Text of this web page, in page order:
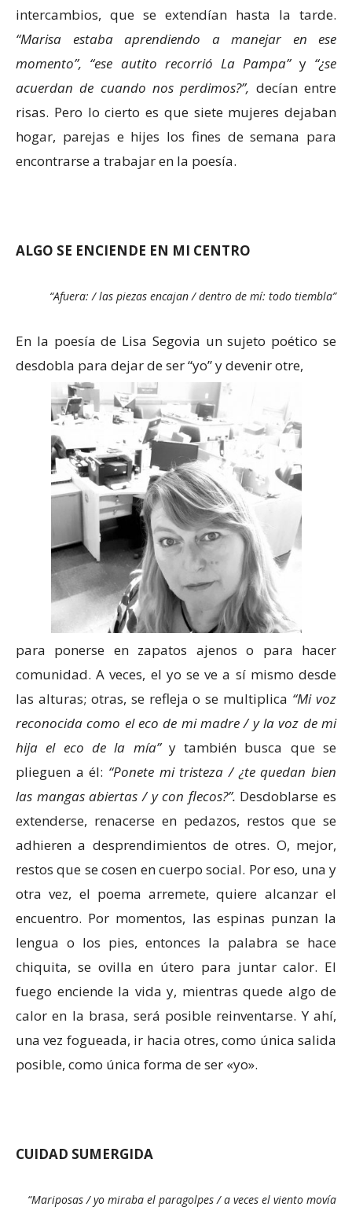
intercambios, que se extendían hasta la tarde.
“Marisa estaba aprendiendo a manejar en ese
momento”, “ese autito recorrió La Pampa” y “¿se
acuerdan de cuando nos perdimos?”, decían entre
risas. Pero lo cierto es que siete mujeres dejaban
hogar, parejas e hijes los fines de semana para
encontrarse a trabajar en la poesía.
ALGO SE ENCIENDE EN MI CENTRO
“Afuera: / las piezas encajan / dentro de mí: todo tiembla”
En la poesía de Lisa Segovia un sujeto poético se
desdobla para dejar de ser “yo” y devenir otre,
para ponerse en zapatos ajenos o para hacer
comunidad. A veces, el yo se ve a sí mismo desde
las alturas; otras, se refleja o se multiplica “Mi voz
reconocida como el eco de mi madre / y la voz de mi
hija el eco de la mía” y también busca que se
plieguen a él: “Ponete mi tristeza / ¿te quedan bien
las mangas abiertas / y con flecos?”. Desdoblarse es
extenderse, renacerse en pedazos, restos que se
adhieren a desprendimientos de otres. O, mejor,
restos que se cosen en cuerpo social. Por eso, una y
otra vez, el poema arremete, quiere alcanzar el
encuentro. Por momentos, las espinas punzan la
lengua o los pies, entonces la palabra se hace
chiquita, se ovilla en útero para juntar calor. El
fuego enciende la vida y, mientras quede algo de
calor en la brasa, será posible reinventarse. Y ahí,
una vez fogueada, ir hacia otres, como única salida
posible, como única forma de ser «yo».
CUIDAD SUMERGIDA
“Mariposas / yo miraba el paragolpes / a veces el viento movía